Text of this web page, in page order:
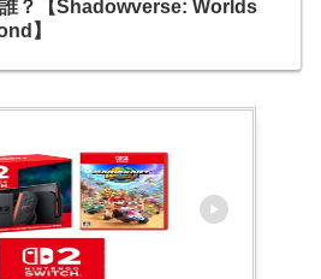
？【Shadowverse: Worlds
】